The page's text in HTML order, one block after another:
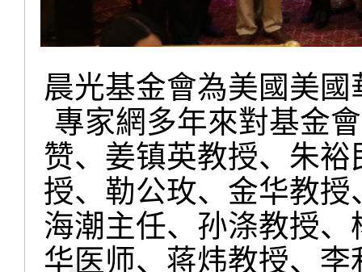
晨光基金會為美國美
專家網多年來對基金
赞、姜镇英教授、朱
授、勒公玫、金华教
海潮主任、孙涤教授
华医师、蒋炜教授、